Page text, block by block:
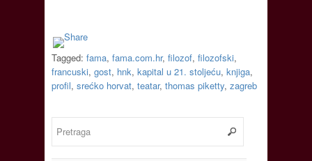
Tagged: fama, fama.com.hr, filozof, filozofski,
francuski, gost, hnk, kapital u 21. stoljeću, knjiga,
profil, srećko horvat, teatar, thomas piketty, zagreb